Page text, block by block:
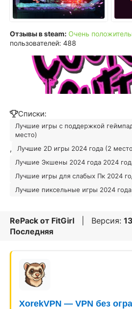
Отзывы в steam: Очень
пользователей: 488
Списки:
Лучшие игры с поддержкой
место)
, Лучшие 2D игры 2024 года (2
Лучшие Экшены 2024 года 2024
Лучшие игры для слабых Пк 2024
Лучшие пиксельные игры 2024
RePack от FitGirl | Версия:
Последняя
XorekVPN — VPN без